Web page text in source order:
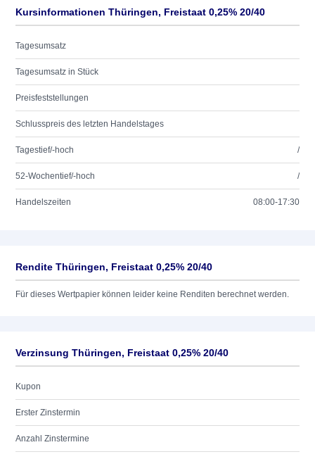
Kursinformationen Thüringen, Freistaat 0,25% 20/40
Tagesumsatz
Tagesumsatz in Stück
Preisfeststellungen
Schlusspreis des letzten Handelstages
Tagestief/-hoch /
52-Wochentief/-hoch /
Handelszeiten 08:00-17:30
Rendite Thüringen, Freistaat 0,25% 20/40
Für dieses Wertpapier können leider keine Renditen berechnet werden.
Verzinsung Thüringen, Freistaat 0,25% 20/40
Kupon
Erster Zinstermin
Anzahl Zinstermine